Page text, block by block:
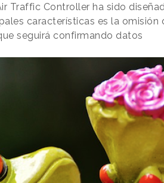
Traffic Controller ha sido
características es la
seguirá confirmando datos